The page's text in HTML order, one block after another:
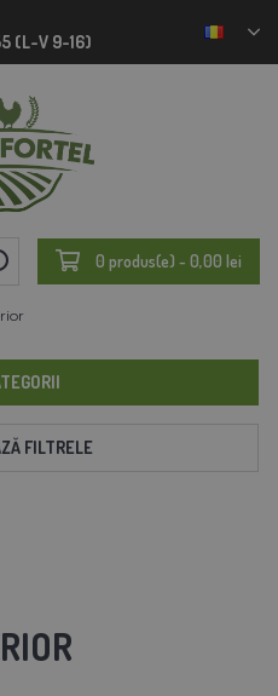
(L-V 9-16)
0 produs(e) - 0,00 lei
FILTRELE